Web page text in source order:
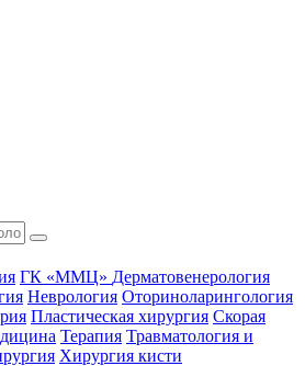
ГК «ММЦ» Дерматовенерология
Неврология Оториноларингология
Пластическая хирургия Скорая
Терапия Травматология и
Хирургия кисти